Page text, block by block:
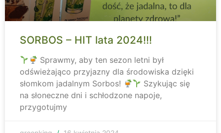
SORBOS – HIT lata 2024!!!
Sprawmy, aby ten sezon letni był
odświeżająco przyjazny dla środowiska dzięki
słomkom jadalnym Sorbos!
Szykując się
na słoneczne dni i schłodzone napoje,
przygotujmy